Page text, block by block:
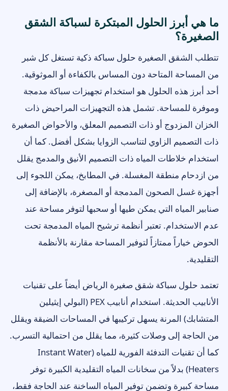
ما هي أبرز الحلول المبتكرة لسباكة الشقق
الصغيرة؟
تتطلب الشقق الصغيرة حلول سباكة ذكية تستغل كل شبر
من المساحة المتاحة دون المساس بالكفاءة أو الموثوقية.
أحد أبرز هذه الحلول هو استخدام تجهيزات سباكة مدمجة
وموفرة للمساحة. تشمل هذه التجهيزات المراحيض ذات
الخزان المزدوج أو ذات التصميم المعلق، والأحواض الصغيرة
ذات التصميم الزاوي لتناسب الزوايا بشكل أفضل. كما أن
استخدام خلاطات المياه ذات التصميم الأنيق والمدمج يقلل
من ازدحام منطقة المغسلة. في المطابخ، يمكن اللجوء إلى
أجهزة غسل الصحون المدمجة أو المصغرة، بالإضافة إلى
صنابير المياه التي يمكن طيها أو سحبها لتوفر مساحة عند
عدم الاستخدام. تعتبر أنظمة ترشيح المياه المدمجة تحت
الحوض خياراً ممتازاً لتوفير المساحة مقارنة بالأنظمة
التقليدية.
تعتمد حلول سباكة شقق صغيرة الرياض أيضاً على تقنيات
الأنابيب الحديثة. استخدام أنابيب PEX (البولي إيثيلين
المتشابك) المرنة يسهل تركيبها في المساحات الضيقة ويقلل
من الحاجة إلى وصلات كثيرة، مما يقلل من احتمالية التسرب.
كما أن تقنيات التدفئة الفورية للمياه (Instant Water
Heaters) بدلاً من سخانات المياه التقليدية الكبيرة توفر
مساحة كبيرة وتضمن توفير المياه الساخنة عند الحاجة فقط،